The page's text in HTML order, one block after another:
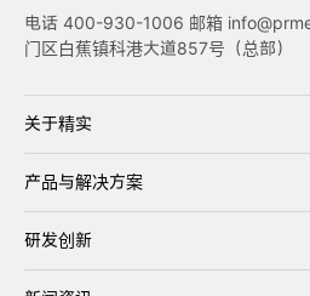
电话 400-930-1006 邮箱
门区白蕉镇科港大道857号（总部）
关于精实
产品与解决方案
研发创新